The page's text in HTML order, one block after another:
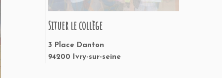
Situer le collège
3 Place Danton
94200 Ivry-sur-seine